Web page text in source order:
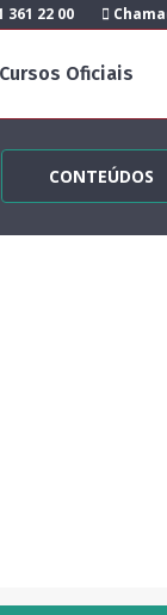
361 22 00
Cursos Oficiais
CONTEÚDOS